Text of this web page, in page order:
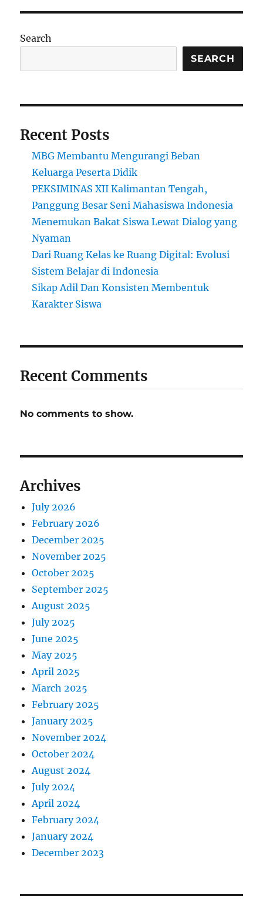
Search
SEARCH
Recent Posts
MBG Membantu Mengurangi Beban
Keluarga Peserta Didik
PEKSIMINAS XII Kalimantan Tengah,
Panggung Besar Seni Mahasiswa Indonesia
Menemukan Bakat Siswa Lewat Dialog yang
Nyaman
Dari Ruang Kelas ke Ruang Digital: Evolusi
Sistem Belajar di Indonesia
Sikap Adil Dan Konsisten Membentuk
Karakter Siswa
Recent Comments
No comments to show.
Archives
July 2026
February 2026
December 2025
November 2025
October 2025
September 2025
August 2025
July 2025
June 2025
May 2025
April 2025
March 2025
February 2025
January 2025
November 2024
October 2024
August 2024
July 2024
April 2024
February 2024
January 2024
December 2023